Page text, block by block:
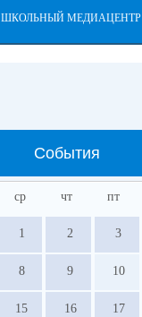
ШКОЛЬНЫЙ МЕДИАЦЕНТР
События
ср чт пт
1 2 3
8 9 10
15 16 17